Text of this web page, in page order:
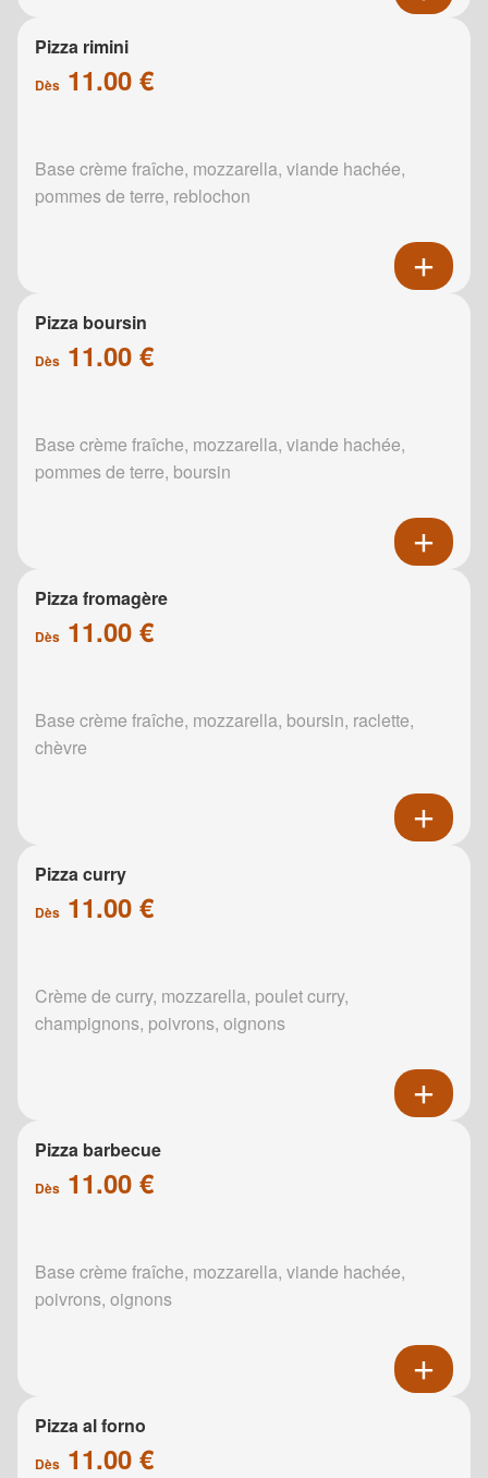
Pizza rimini
Dès 11.00 €
Base crème fraîche, mozzarella, viande hachée,
pommes de terre, reblochon
Pizza boursin
Dès 11.00 €
Base crème fraîche, mozzarella, viande hachée,
pommes de terre, boursin
Pizza fromagère
Dès 11.00 €
Base crème fraîche, mozzarella, boursin, raclette,
chèvre
Pizza curry
Dès 11.00 €
Crème de curry, mozzarella, poulet curry,
champignons, poivrons, oignons
Pizza barbecue
Dès 11.00 €
Base crème fraîche, mozzarella, viande hachée,
poivrons, oignons
Pizza al forno
Dès 11.00 €